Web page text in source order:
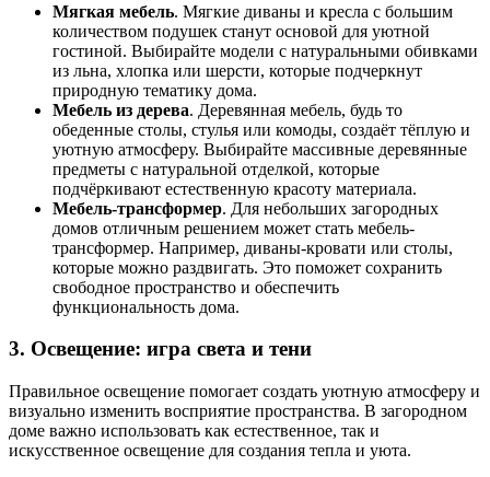
Мягкая мебель. Мягкие диваны и кресла с большим
количеством подушек станут основой для уютной
гостиной. Выбирайте модели с натуральными обивками
из льна, хлопка или шерсти, которые подчеркнут
природную тематику дома.
Мебель из дерева. Деревянная мебель, будь то
обеденные столы, стулья или комоды, создаёт тёплую и
уютную атмосферу. Выбирайте массивные деревянные
предметы с натуральной отделкой, которые
подчёркивают естественную красоту материала.
Мебель-трансформер. Для небольших загородных
домов отличным решением может стать мебель-
трансформер. Например, диваны-кровати или столы,
которые можно раздвигать. Это поможет сохранить
свободное пространство и обеспечить
функциональность дома.
3. Освещение: игра света и тени
Правильное освещение помогает создать уютную атмосферу и
визуально изменить восприятие пространства. В загородном
доме важно использовать как естественное, так и
искусственное освещение для создания тепла и уюта.